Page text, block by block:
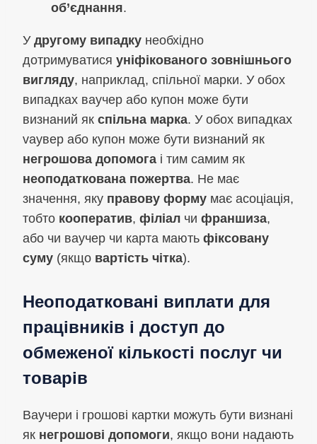
об’єднання.
У другому випадку необхідно
дотримуватися уніфікованого зовнішнього
вигляду, наприклад, спільної марки. У обох
випадках ваучер або купон може бути
визнаний як спільна марка. У обох випадках
vaувер або купон може бути визнаний як
негрошова допомога і тим самим як
неоподаткована пожертва. Не має
значення, яку правову форму має асоціація,
тобто кооператив, філіал чи франшиза,
або чи ваучер чи карта мають фіксовану
суму (якщо вартість чітка).
Неоподатковані виплати для
працівників і доступ до
обмеженої кількості послуг чи
товарів
Ваучери і грошові картки можуть бути визнані
як негрошові допомоги, якщо вони надають